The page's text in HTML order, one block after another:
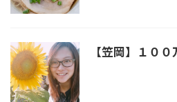
【笠岡】１０